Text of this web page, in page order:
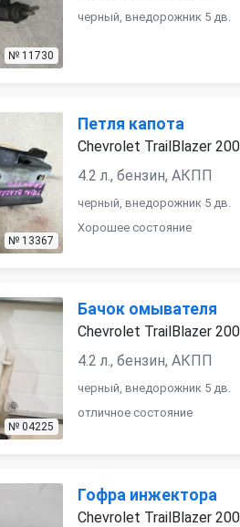
№ 11730
черный, внедорожник 5 дв.
№ 13367
Петля капота
Chevrolet TrailBlazer
4.2 л., бензин, АКПП
черный, внедорожник 5 дв.
Хорошее состояние
№ 04225
Бачок омывателя
Chevrolet TrailBlazer
4.2 л., бензин, АКПП
черный, внедорожник 5 дв.
отличное состояние
Гофра инжектора
Chevrolet TrailBlazer